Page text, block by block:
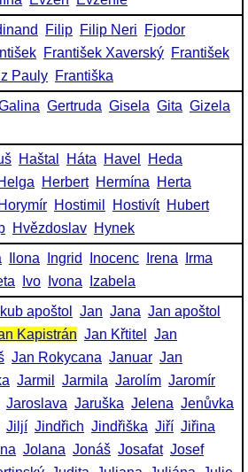
Filip Filip Neri
Fjodor
František Xaverský František
Pauly Františka
Gertruda Gisela Gita Gizela
Haštal Háta Havel
Heda
Herbert Hermína
Herta
Horymír Hostimil Hostivít Hubert
Hvězdoslav Hynek
Ilona Ingrid Inocenc Irena
Irma
Ivo Ivona Izabela
apoštol Jan Jana Jan apoštol
Kapistrán Jan Křtitel
Jan
Jan Rokycana Januar Jan
Jarmil Jarmila Jarolím Jaromír
Jaroslava Jaruška Jelena Jenůvka
Jiljí Jindřich Jindřiška Jiří Jiřina
Jolana Jonáš Josafat Josef